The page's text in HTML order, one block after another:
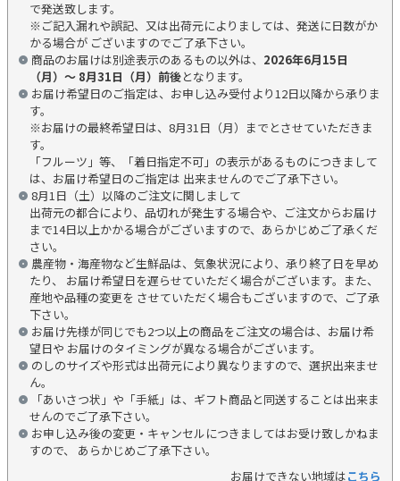
で発送致します。
※ご記入漏れや誤記、又は出荷元によりましては、発送に日数がか
かる場合が ございますのでご了承下さい。
商品のお届けは別途表示のあるもの以外は、 2026年6月15日
（月）～ 8月31日（月）前後となります。
お届け希望日のご指定は、お申し込み受付より12日以降から承りま
す。
※お届けの最終希望日は、8月31日（月）までとさせていただきま
す。
「フルーツ」等、「着日指定不可」の表示があるものにつきまして
は、お届け希望日のご指定は 出来ませんのでご了承下さい。
8月1日（土）以降のご注文に関しまして
出荷元の都合により、品切れが発生する場合や、ご注文からお届け
まで14日以上かかる場合がございますので、あらかじめご了承くだ
さい。
農産物・海産物など生鮮品は、気象状況により、承り終了日を早め
たり、 お届け希望日を遅らせていただく場合がございます。また、
産地や品種の変更を させていただく場合もございますので、ご了承
下さい。
お届け先様が同じでも2つ以上の商品をご注文の場合は、お届け希
望日や お届けのタイミングが異なる場合がございます。
のしのサイズや形式は出荷元により異なりますので、選択出来ませ
ん。
「あいさつ状」や「手紙」は、ギフト商品と同送することは出来ま
せんのでご了承下さい。
お申し込み後の変更・キャンセルにつきましてはお受け致しかねま
すので、 あらかじめご了承下さい。
お届けできない地域はこちら